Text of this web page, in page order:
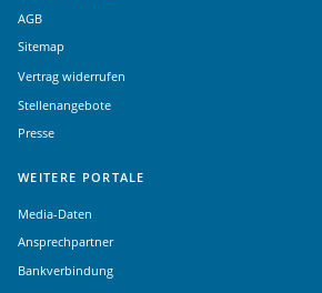
AGB
Sitemap
Vertrag widerrufen
Stellenangebote
Presse
WEITERE PORTALE
Media-Daten
Ansprechpartner
Bankverbindung